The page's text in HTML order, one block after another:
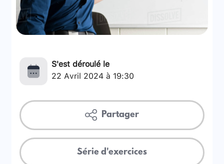
S'est déroulé le
22 Avril 2024 à 19:30
Partager
Série d'exercices